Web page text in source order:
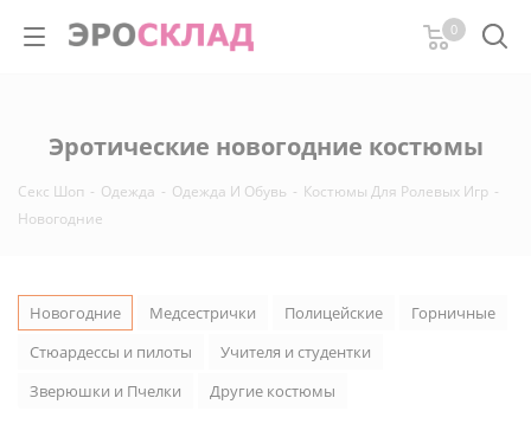
0
Эротические новогодние костюмы
Секс Шоп - Одежда - Одежда И Обувь - Костюмы Для Ролевых Игр -
Новогодние
Новогодние Медсестрички Полицейские
Горничные
Стюардессы и пилоты
Учителя и студентки
Зверюшки и Пчелки
Другие костюмы